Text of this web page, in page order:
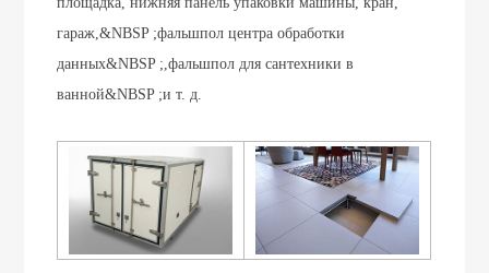
гараж,&NBSP ;фальшпол центра обработки
данных&NBSP ;,фальшпол для сантехники в
ванной&NBSP ;и т. д.